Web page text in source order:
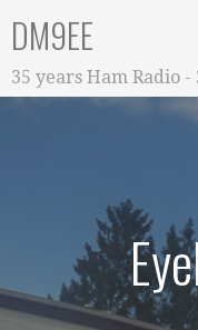
Inhalt
springen
DM9EE
35 years Ham Radio